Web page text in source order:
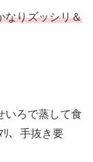
なりズッシリ＆
いろで蒸して食
、手抜き要